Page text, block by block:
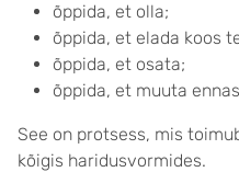
õppida, et olla;
õppida, et elada koos
õppida, et osata;
õppida, et muuta
See on protsess, mis
kõigis haridusvormides.